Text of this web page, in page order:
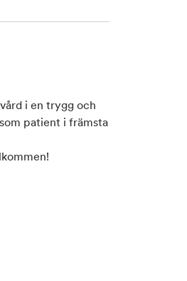
i en trygg och
patient i främsta